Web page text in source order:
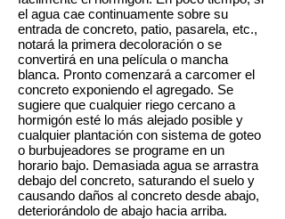
el agua cae continuamente sobre su
entrada de concreto, patio, pasarela, etc.,
notará la primera decoloración o se
convertirá en una película o mancha
blanca. Pronto comenzará a carcomer el
concreto exponiendo el agregado. Se
sugiere que cualquier riego cercano a
hormigón esté lo más alejado posible y
cualquier plantación con sistema de goteo
o burbujeadores se programe en un
horario bajo. Demasiada agua se arrastra
debajo del concreto, saturando el suelo y
causando daños al concreto desde abajo,
deteriorándolo de abajo hacia arriba.